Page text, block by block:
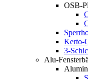
OSB-
Kerto-
3-
Alu-